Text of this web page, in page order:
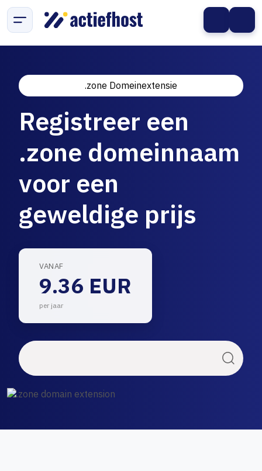
.zone Domeinextensie
Registreer een
.zone domeinnaam
voor een
geweldige prijs
VANAF
9.36 EUR
per jaar